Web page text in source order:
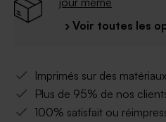
› Voir toutes les
Imprimés sur des
Plus de 95% de nos
100% satisfait ou